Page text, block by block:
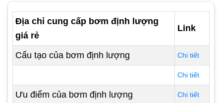
Địa chỉ cung cấp bơm định lượng
giá rẻ
Link
Cấu tạo của bơm định lượng Chi tiết
Chi tiết
Ưu điểm của bơm định lượng Chi tiết